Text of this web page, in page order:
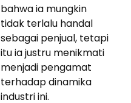
bahwa ia mungkin
tidak terlalu handal
sebagai penjual, tetapi
itu ia justru menikmati
menjadi pengamat
terhadap dinamika
industri ini.